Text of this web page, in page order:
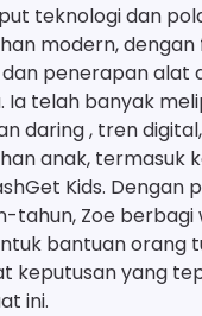
teknologi dan
modern, dengan
penerapan alat
Ia telah banyak
daring , tren
anak, termasuk
Kids. Dengan
tahun, Zoe berbagi
bantuan orang
keputusan yang
ini.